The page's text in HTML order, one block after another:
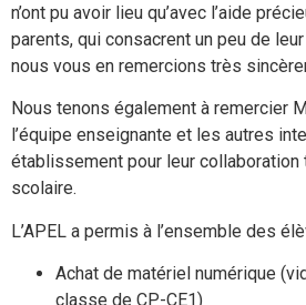
n’ont pu avoir lieu qu’avec l’aide
parents, qui consacrent un peu de
nous vous en remercions très
Nous tenons également à remercier
l’équipe enseignante et les autres
établissement pour leur collaboration
scolaire.
L’APEL a permis à l’ensemble des
Achat de matériel numérique
classe de CP-CE1)